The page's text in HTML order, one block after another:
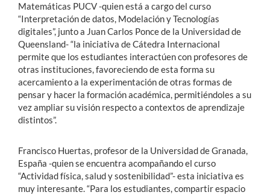
Matemáticas PUCV -quien está a cargo del curso
“Interpretación de datos, Modelación y Tecnologías
digitales”, junto a Juan Carlos Ponce de la Universidad de
Queensland- “la iniciativa de Cátedra Internacional
permite que los estudiantes interactúen con profesores de
otras instituciones, favoreciendo de esta forma su
acercamiento a la experimentación de otras formas de
pensar y hacer la formación académica, permitiéndoles a su
vez ampliar su visión respecto a contextos de aprendizaje
distintos”.
Francisco Huertas, profesor de la Universidad de Granada,
España -quien se encuentra acompañando el curso
“Actividad física, salud y sostenibilidad”- esta iniciativa es
muy interesante. “Para los estudiantes, compartir espacio